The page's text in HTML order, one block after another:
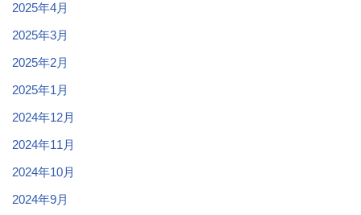
2025年4月
2025年3月
2025年2月
2025年1月
2024年12月
2024年11月
2024年10月
2024年9月